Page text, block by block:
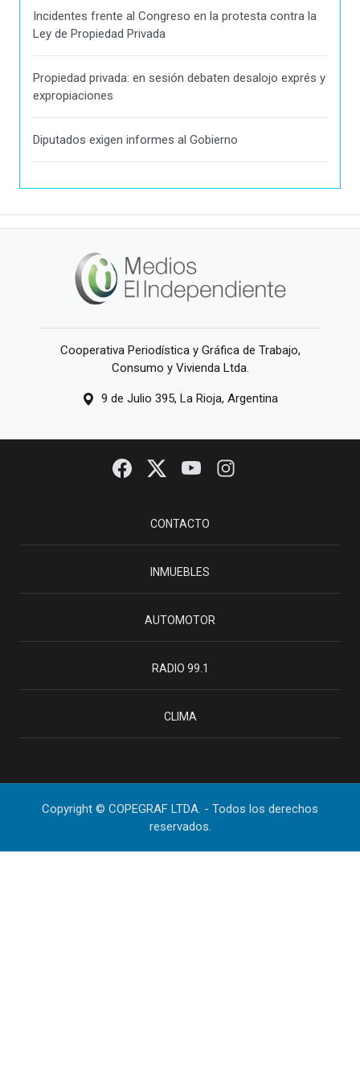
Incidentes frente al Congreso en la protesta contra la
Ley de Propiedad Privada
Propiedad privada: en sesión debaten desalojo exprés y
expropiaciones
Diputados exigen informes al Gobierno
Cooperativa Periodística y Gráfica de Trabajo,
Consumo y Vivienda Ltda.
9 de Julio 395, La Rioja, Argentina
CONTACTO
INMUEBLES
AUTOMOTOR
RADIO 99.1
CLIMA
Copyright © COPEGRAF LTDA. - Todos los derechos
reservados.